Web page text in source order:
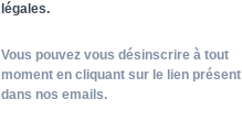
légales.
Vous pouvez vous désinscrire à tout
moment en cliquant sur le lien présent
dans nos emails.